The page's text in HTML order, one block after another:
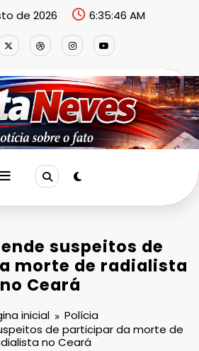
de 2026 6:35:46 AM
suspeitos de
morte de radialista
no Ceará
inicial
Polícia
de participar da morte de
no Ceará